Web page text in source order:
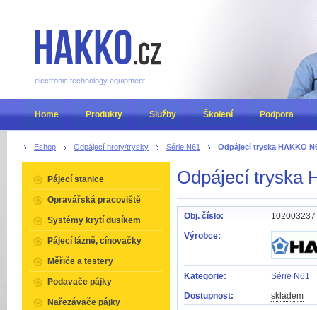
Eshop Odpájecí hroty/trysky Série N61 Odpájecí tryska HAKKO
Odpájecí tryska
Obj. číslo:
102003237
Výrobce:
Kategorie:
Série N61
Dostupnost:
skladem
Pájecí stanice
Opravářská pracoviště
Systémy krytí dusíkem
Pájecí lázně, cínovačky
Měřiče a testery
Podavače pájky
Nařezávače pájky
electronic technology equipment
Home Produkty Služby Školení Podpora